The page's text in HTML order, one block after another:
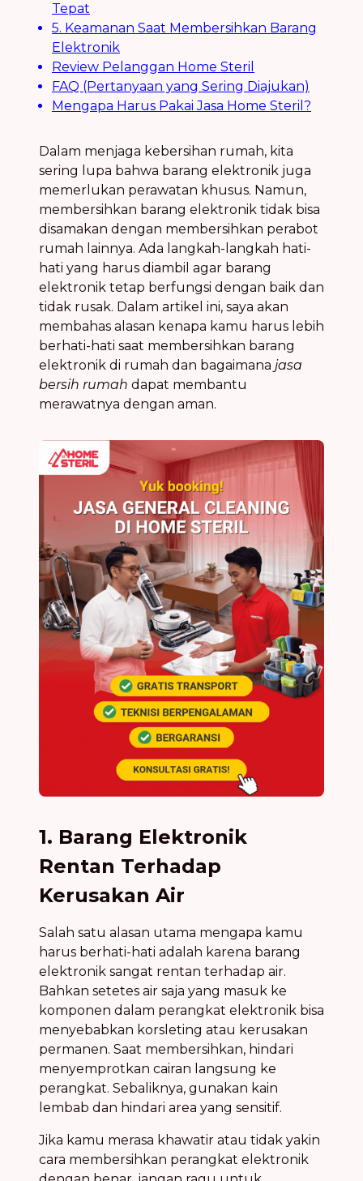
Tepat
5. Keamanan Saat Membersihkan Barang
Elektronik
Review Pelanggan Home Steril
FAQ (Pertanyaan yang Sering Diajukan)
Mengapa Harus Pakai Jasa Home Steril?
Dalam menjaga kebersihan rumah, kita
sering lupa bahwa barang elektronik juga
memerlukan perawatan khusus. Namun,
membersihkan barang elektronik tidak bisa
disamakan dengan membersihkan perabot
rumah lainnya. Ada langkah-langkah hati-
hati yang harus diambil agar barang
elektronik tetap berfungsi dengan baik dan
tidak rusak. Dalam artikel ini, saya akan
membahas alasan kenapa kamu harus lebih
berhati-hati saat membersihkan barang
elektronik di rumah dan bagaimana jasa
bersih rumah dapat membantu
merawatnya dengan aman.
1. Barang Elektronik
Rentan Terhadap
Kerusakan Air
Salah satu alasan utama mengapa kamu
harus berhati-hati adalah karena barang
elektronik sangat rentan terhadap air.
Bahkan setetes air saja yang masuk ke
komponen dalam perangkat elektronik bisa
menyebabkan korsleting atau kerusakan
permanen. Saat membersihkan, hindari
menyemprotkan cairan langsung ke
perangkat. Sebaliknya, gunakan kain
lembab dan hindari area yang sensitif.
Jika kamu merasa khawatir atau tidak yakin
cara membersihkan perangkat elektronik